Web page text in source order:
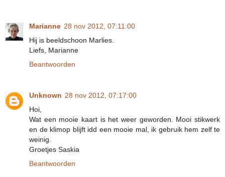
Marianne 28 nov 2012, 07:11:00
Hij is beeldschoon Marlies.
Liefs, Marianne
Beantwoorden
Unknown 28 nov 2012, 07:17:00
Hoi,
Wat een mooie kaart is het weer geworden. Mooi stikwerk
en de klimop blijft idd een mooie mal, ik gebruik hem zelf te
weinig.
Groetjes Saskia
Beantwoorden